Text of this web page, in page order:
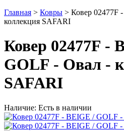
Главная > Ковры > Ковер 02477F
коллекция SAFARI
Ковер 02477F -
GOLF - Овал -
SAFARI
Наличие: Есть в наличии